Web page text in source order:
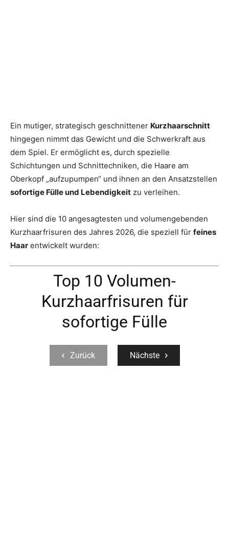
Ein mutiger, strategisch geschnittener Kurzhaarschnitt
hingegen nimmt das Gewicht und die Schwerkraft aus
dem Spiel. Er ermöglicht es, durch spezielle
Schichtungen und Schnittechniken, die Haare am
Oberkopf „aufzupumpen“ und ihnen an den Ansatzstellen
sofortige Fülle und Lebendigkeit zu verleihen.
Hier sind die 10 angesagtesten und volumengebenden
Kurzhaarfrisuren des Jahres 2026, die speziell für feines
Haar entwickelt wurden:
Top 10 Volumen-
Kurzhaarfrisuren für
sofortige Fülle
Zurück Nächste